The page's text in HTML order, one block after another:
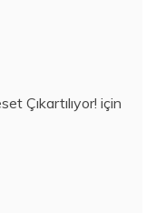
Çıkartılıyor! için